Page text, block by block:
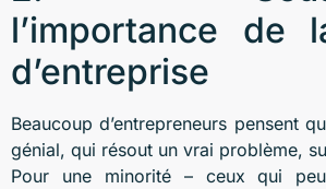
l’importance de
d’entreprise
Beaucoup d’entrepreneurs pensent
génial, qui résout un vrai problème,
Pour une minorité – ceux qui